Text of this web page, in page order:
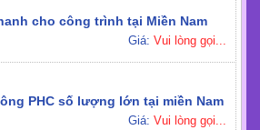
cho công trình tại Miền Nam
Giá: Vui lòng gọi...
PHC số lượng lớn tại miền Nam
Giá: Vui lòng gọi...